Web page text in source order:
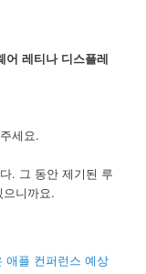
어 레티나 디스플레
세요.
. 그 동안 제기된 루
니까요.
애플 컨퍼런스 예상